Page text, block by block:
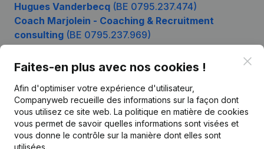
Hugues Vanderbecq (BE 0795.237.474)
Coach Marjolein - Coaching & Recruitment
consulting (BE 0795.237.969)
Faites-en plus avec nos cookies !
Afin d'optimiser votre expérience d'utilisateur,
Companyweb recueille des informations sur la façon dont
vous utilisez ce site web. La politique en matière de cookies
vous permet de savoir quelles informations sont visées et
vous donne le contrôle sur la manière dont elles sont
utilisées.
Français
Informations d’entreprise
Monitoring